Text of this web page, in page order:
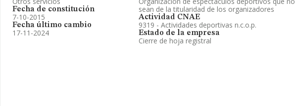
Fecha de constitución
7-10-2015
Fecha último cambio
17-11-2024
sean de la titularidad de los organizadores
Actividad CNAE
9319 - Actividades deportivas n.c.o.p.
Estado de la empresa
Cierre de hoja registral